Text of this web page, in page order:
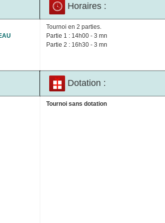
Horaires :
Tournoi en 2 parties.
Partie 1 : 14h00 - 3 mn
Partie 2 : 16h30 - 3 mn
Dotation :
Tournoi sans dotation